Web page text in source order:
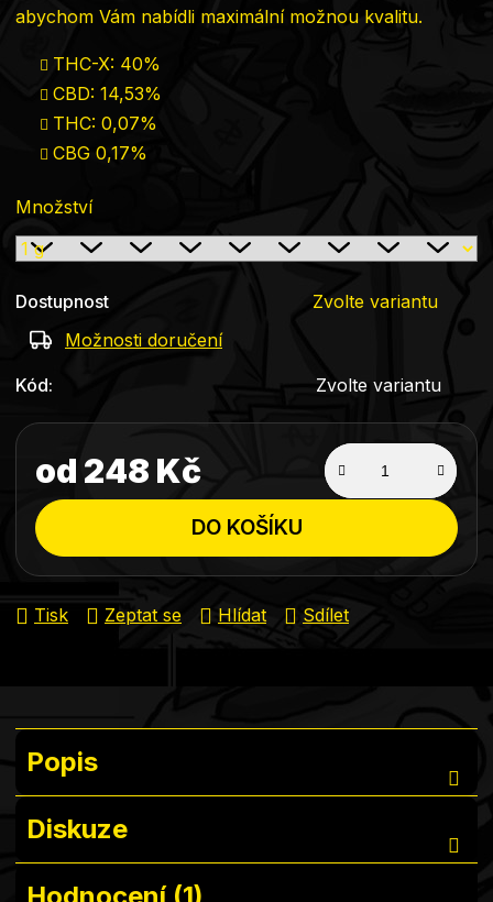
abychom Vám nabídli maximální možnou kvalitu.
THC-X: 40%
CBD: 14,53%
THC: 0,07%
CBG 0,17%
Množství
Dostupnost
Zvolte variantu
Možnosti doručení
Kód: Zvolte variantu
od 248 Kč
Měrná cena:
DO KOŠÍKU
Tisk Zeptat se Hlídat Sdílet
Popis
Diskuze